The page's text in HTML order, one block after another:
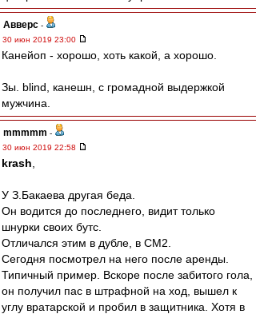
Авверс -
30 июн 2019 23:00
Канейоп - хорошо, хоть какой, а хорошо.
Зы. blind, канешн, с громадной выдержкой
мужчина.
mmmmm -
30 июн 2019 22:58
krash
У З.Бакаева другая беда.
Он водится до последнего, видит только
шнурки своих бутс.
Отличался этим в дубле, в СМ2.
Сегодня посмотрел на него после аренды.
Типичный пример. Вскоре после забитого гола,
он получил пас в штрафной на ход, вышел к
углу вратарской и пробил в защитника. Хотя в